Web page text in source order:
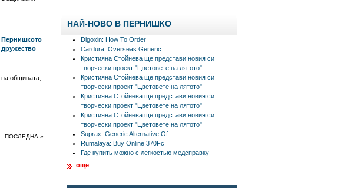
Пернишкото
дружество
общината,
ПОСЛЕДНА »
НАЙ-НОВО В ПЕРНИШКО
Digoxin: How To Order
Cardura: Overseas Generic
Кристияна Стойнева ще представи новия си
творчески проект "Цветовете на лятото"
Кристияна Стойнева ще представи новия си
творчески проект "Цветовете на лятото"
Кристияна Стойнева ще представи новия си
творчески проект "Цветовете на лятото"
Кристияна Стойнева ще представи новия си
творчески проект "Цветовете на лятото"
Suprax: Generic Alternative Of
Rumalaya: Buy Online 370Fc
Где купить можно с легкостью медсправку
още